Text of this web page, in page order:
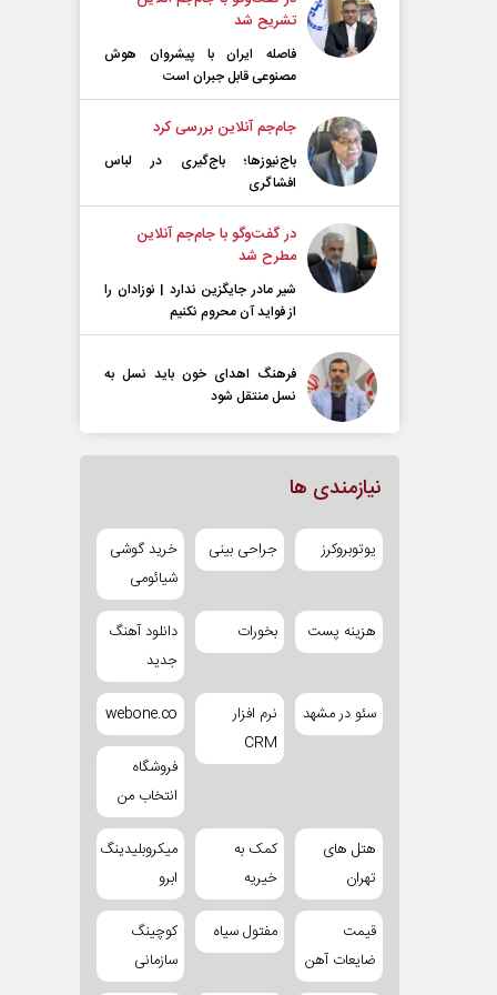
تشریح شد
فاصله ایران با پیشرو‌ان هوش
مصنوعی قابل جبران است
جام‌جم آنلاین بررسی کرد
باج‌نیوزها؛ باج‌گیری در لباس
افشاگری
در گفت‌و‌گو با جام‌جم آنلاین
مطرح شد
شیر مادر جایگزین ندارد | نوزادان را
از فواید آن محروم نکنیم
فرهنگ اهدای خون باید نسل به
نسل منتقل شود
نیازمندی ها
یوتوبروکرز جراحی بینی
خرید گوشی
شیائومی
هزینه پست بخورات
دانلود آهنگ
جدید
سئو در مشهد
نرم افزار
CRM
webone.co
فروشگاه
انتخاب من
هتل های
تهران
کمک به
خیریه
میکروبلیدینگ
ابرو
قیمت
ضایعات آهن
مفتول سیاه
کوچینگ
سازمانی